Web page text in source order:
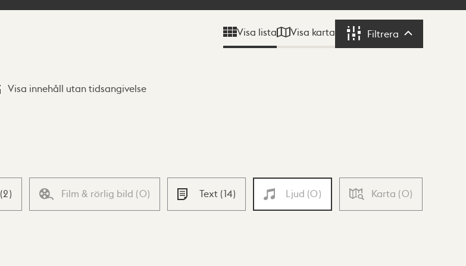
Visa lista Visa karta Filtrera Filtrera
Visa innehåll utan tidsangivelse
(2) Film & rörlig bild (0) Text (14) Ljud (0) Karta (0)